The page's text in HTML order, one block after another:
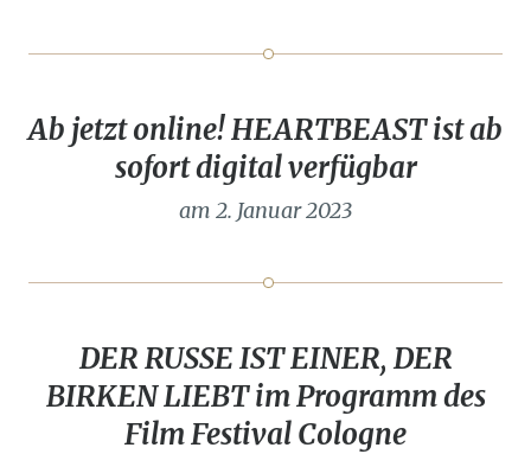
Ab jetzt online! HEARTBEAST ist ab
sofort digital verfügbar
am 2. Januar 2023
DER RUSSE IST EINER, DER
BIRKEN LIEBT im Programm des
Film Festival Cologne